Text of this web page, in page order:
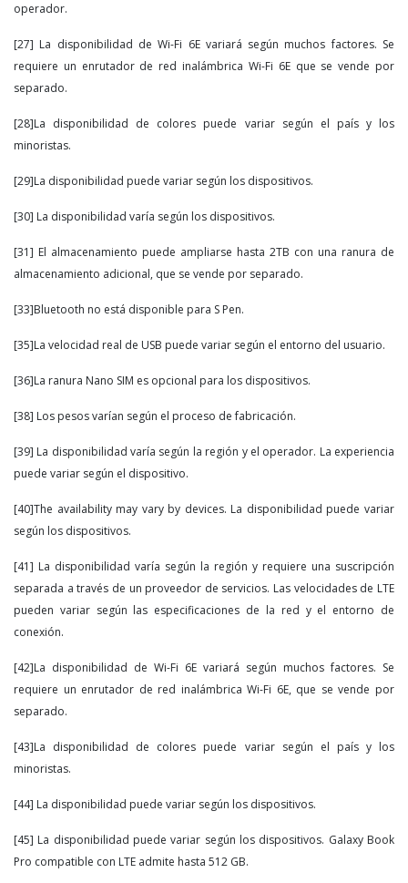
operador.
[27] La disponibilidad de Wi-Fi 6E variará según muchos factores. Se
requiere un enrutador de red inalámbrica Wi-Fi 6E que se vende por
separado.
[28]La disponibilidad de colores puede variar según el país y los
minoristas.
[29]La disponibilidad puede variar según los dispositivos.
[30] La disponibilidad varía según los dispositivos.
[31] El almacenamiento puede ampliarse hasta 2TB con una ranura de
almacenamiento adicional, que se vende por separado.
[33]Bluetooth no está disponible para S Pen.
[35]La velocidad real de USB puede variar según el entorno del usuario.
[36]La ranura Nano SIM es opcional para los dispositivos.
[38] Los pesos varían según el proceso de fabricación.
[39] La disponibilidad varía según la región y el operador. La experiencia
puede variar según el dispositivo.
[40]The availability may vary by devices. La disponibilidad puede variar
según los dispositivos.
[41] La disponibilidad varía según la región y requiere una suscripción
separada a través de un proveedor de servicios. Las velocidades de LTE
pueden variar según las especificaciones de la red y el entorno de
conexión.
[42]La disponibilidad de Wi-Fi 6E variará según muchos factores. Se
requiere un enrutador de red inalámbrica Wi-Fi 6E, que se vende por
separado.
[43]La disponibilidad de colores puede variar según el país y los
minoristas.
[44] La disponibilidad puede variar según los dispositivos.
[45] La disponibilidad puede variar según los dispositivos. Galaxy Book
Pro compatible con LTE admite hasta 512 GB.